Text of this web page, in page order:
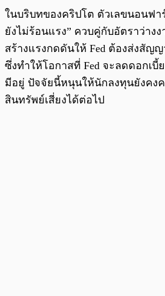
ในบริบทของคริปโต ตัวเลขนอนฟา
ยังไม่ร้อนแรง” ควบคู่กับอัตราว่าง
สร้างแรงกดดันให้ Fed ต้องส่งสัญญ
ซึ่งทำให้โอกาสที่ Fed จะลดดอกเบี้
มีอยู่ ปัจจัยนี้หนุนให้นักลงทุนยังคง
สินทรัพย์เสี่ยงได้ต่อไป